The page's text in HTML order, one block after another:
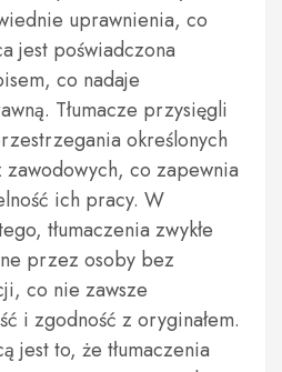
uprawnienia, co
jest poświadczona
co nadaje
Tłumacze przysięgli
określonych
co zapewnia
ich pracy. W
tłumaczenia zwykłe
przez osoby bez
co nie zawsze
i zgodność z oryginałem.
jest to, że tłumaczenia